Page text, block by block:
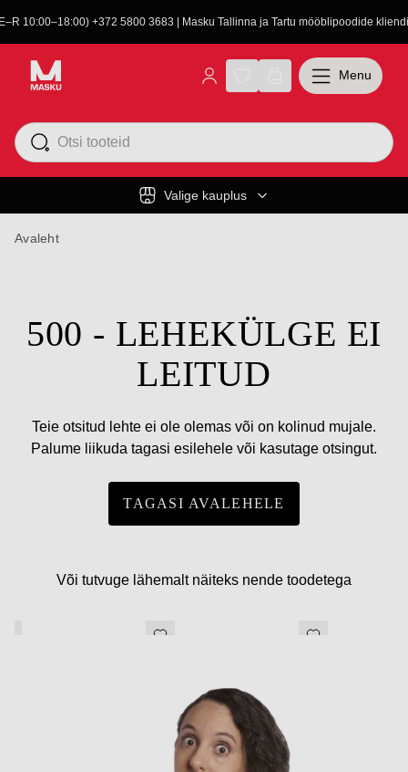
10:00–18:00) +372 5800 3683 | Masku Tallinna ja Tartu mööblipoodide
Valige kauplus
Menu
Avaleht
500 - LEHEKÜLGE EI
LEITUD
Teie otsitud lehte ei ole olemas või on kolinud mujale.
Palume liikuda tagasi esilehele või kasutage otsingut.
TAGASI AVALEHELE
Või tutvuge lähemalt näiteks nende toodetega